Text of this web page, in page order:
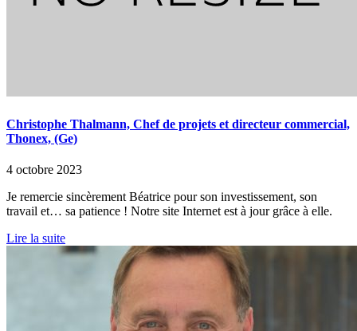
Christophe Thalmann, Chef de projets et directeur commercial,
Thonex, (Ge)
4 octobre 2023
Je remercie sincèrement Béatrice pour son investissement, son
travail et… sa patience ! Notre site Internet est à jour grâce à elle.
Lire la suite